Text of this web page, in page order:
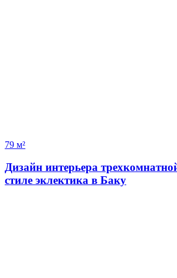
79 м²
Дизайн интерьера
стиле эклектика в Баку